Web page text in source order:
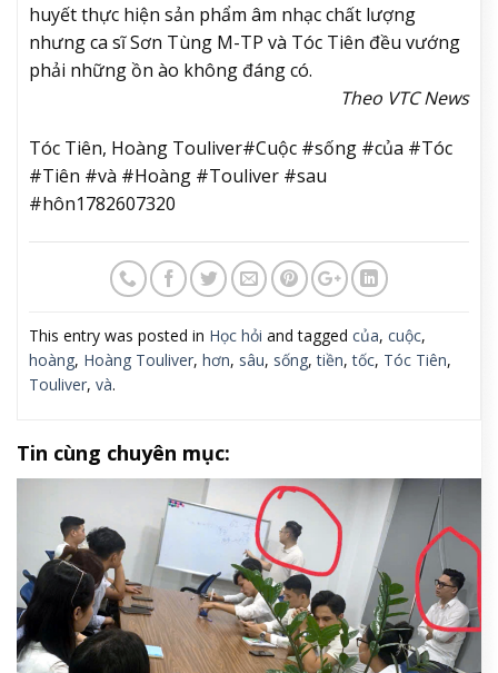
huyết thực hiện sản phẩm âm nhạc chất lượng
nhưng ca sĩ Sơn Tùng M-TP và Tóc Tiên đều vướng
phải những ồn ào không đáng có.
Theo VTC News
Tóc Tiên, Hoàng Touliver#Cuộc #sống #của #Tóc
#Tiên #và #Hoàng #Touliver #sau
#hôn1782607320
This entry was posted in Học hỏi and tagged của, cuộc,
hoàng, Hoàng Touliver, hơn, sâu, sống,tiền,tốc, Tóc Tiên,
Touliver, và.
Tin cùng chuyên mục: